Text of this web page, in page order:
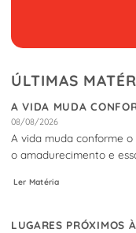
ÚLTIMAS
A VIDA MUDA
08/08/2026
A vida muda conforme
o amadurecimento e
Ler Matéria
LUGARES PRÓXIMOS